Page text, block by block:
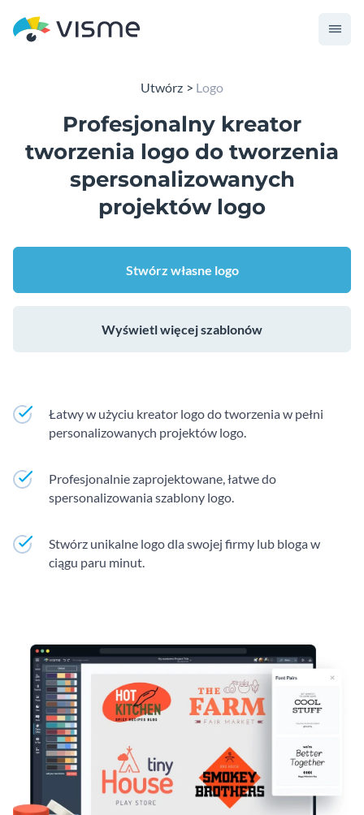
Utwórz Logo
Profesjonalny kreator
tworzenia logo do tworzenia
spersonalizowanych
projektów logo
Stwórz własne logo
Wyświetl więcej szablonów
Łatwy w użyciu kreator logo do tworzenia w pełni
personalizowanych projektów logo.
Profesjonalnie zaprojektowane, łatwe do
spersonalizowania szablony logo.
Stwórz unikalne logo dla swojej firmy lub bloga w
ciągu paru minut.